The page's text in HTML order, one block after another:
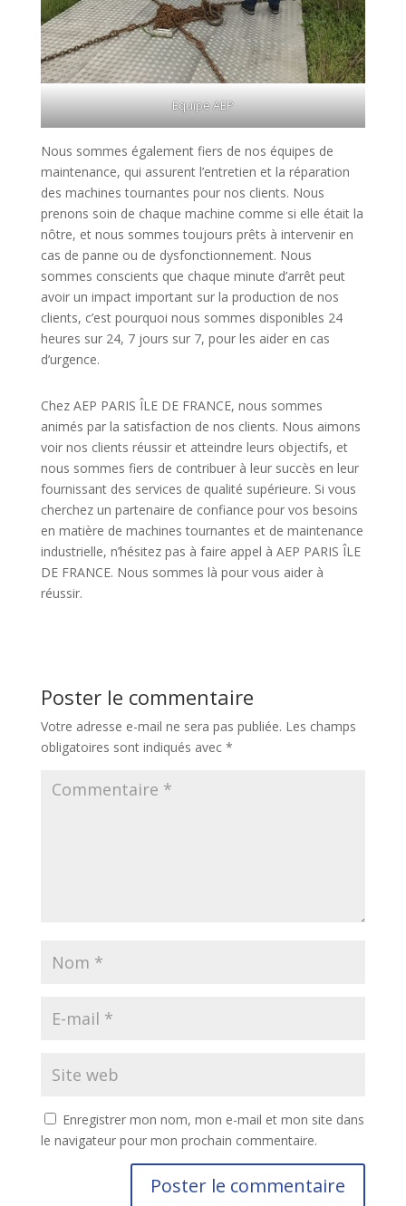
Equipe AEP
Nous sommes également fiers de nos équipes de
maintenance, qui assurent l’entretien et la réparation
des machines tournantes pour nos clients. Nous
prenons soin de chaque machine comme si elle était la
nôtre, et nous sommes toujours prêts à intervenir en
cas de panne ou de dysfonctionnement. Nous
sommes conscients que chaque minute d’arrêt peut
avoir un impact important sur la production de nos
clients, c’est pourquoi nous sommes disponibles 24
heures sur 24, 7 jours sur 7, pour les aider en cas
d’urgence.
Chez AEP PARIS ÎLE DE FRANCE, nous sommes
animés par la satisfaction de nos clients. Nous aimons
voir nos clients réussir et atteindre leurs objectifs, et
nous sommes fiers de contribuer à leur succès en leur
fournissant des services de qualité supérieure. Si vous
cherchez un partenaire de confiance pour vos besoins
en matière de machines tournantes et de maintenance
industrielle, n’hésitez pas à faire appel à AEP PARIS ÎLE
DE FRANCE. Nous sommes là pour vous aider à
réussir.
Poster le commentaire
Votre adresse e-mail ne sera pas publiée. Les champs
obligatoires sont indiqués avec *
Enregistrer mon nom, mon e-mail et mon site dans
le navigateur pour mon prochain commentaire.